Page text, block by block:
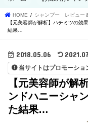
HOME
シャンプー レビュー
【元美容師が解析】ハチミツの効
結果…
2018.05.06
当サイトはプロモーショ
【元美容師が解
ンドハニーシャ
た結果…